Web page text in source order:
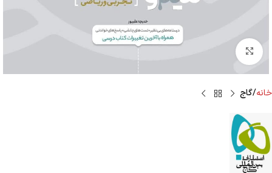
Click to enlarge
خانه گاج